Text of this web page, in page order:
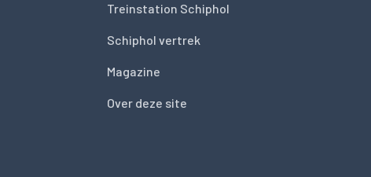
Treinstation Schiphol
Schiphol vertrek
Magazine
Over deze site